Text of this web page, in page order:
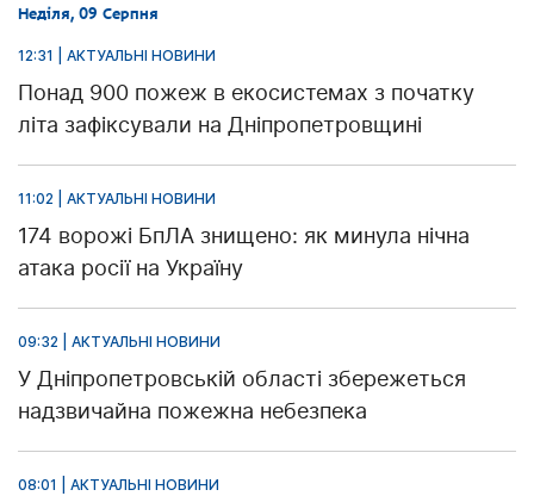
Неділя, 09 Серпня
12:31 | АКТУАЛЬНІ НОВИНИ
Понад 900 пожеж в екосистемах з початку
літа зафіксували на Дніпропетровщині
11:02 | АКТУАЛЬНІ НОВИНИ
174 ворожі БпЛА знищено: як минула нічна
атака росії на Україну
09:32 | АКТУАЛЬНІ НОВИНИ
У Дніпропетровській області збережеться
надзвичайна пожежна небезпека
08:01 | АКТУАЛЬНІ НОВИНИ